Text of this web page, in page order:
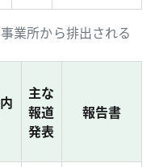
業所から排出される
主な
報道
発表
報告書